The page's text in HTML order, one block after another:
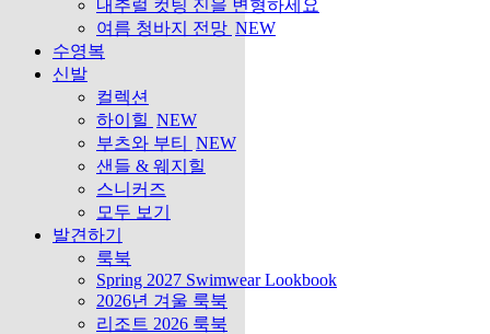
내추럴 컷팅 진을 변형하세요
여름 청바지 전망 NEW
수영복
신발
컬렉션
하이힐 NEW
부츠와 부티
NEW
샌들 & 웨지힐
스니커즈
모두 보기
발견하기
룩북
Spring 2027 Swimwear Lookbook
2026년 겨울 룩북
리조트 2026 룩북